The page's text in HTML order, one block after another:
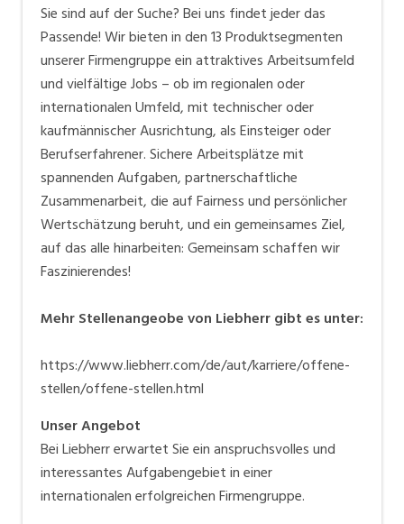
Sie sind auf der Suche? Bei uns findet jeder das
Passende! Wir bieten in den 13 Produktsegmenten
unserer Firmengruppe ein attraktives Arbeitsumfeld
und vielfältige Jobs – ob im regionalen oder
internationalen Umfeld, mit technischer oder
kaufmännischer Ausrichtung, als Einsteiger oder
Berufserfahrener. Sichere Arbeitsplätze mit
spannenden Aufgaben, partnerschaftliche
Zusammenarbeit, die auf Fairness und persönlicher
Wertschätzung beruht, und ein gemeinsames Ziel,
auf das alle hinarbeiten: Gemeinsam schaffen wir
Faszinierendes!
Mehr Stellenangeobe von Liebherr gibt es unter:
https://www.liebherr.com/de/aut/karriere/offene-
stellen/offene-stellen.html
Unser Angebot
Bei Liebherr erwartet Sie ein anspruchsvolles und
interessantes Aufgabengebiet in einer
internationalen erfolgreichen Firmengruppe.